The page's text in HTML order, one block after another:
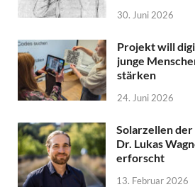
30. Juni 2026
Projekt will
junge
stärken
24. Juni 2026
Solarzellen
Dr. Lukas
erforscht
13. Februar 2026